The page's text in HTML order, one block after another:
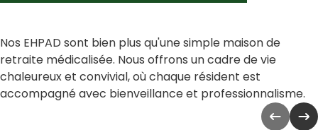
Nos EHPAD sont bien plus qu'une simple maison de
retraite médicalisée. Nous offrons un cadre de vie
chaleureux et convivial, où chaque résident est
accompagné avec bienveillance et professionnalisme.